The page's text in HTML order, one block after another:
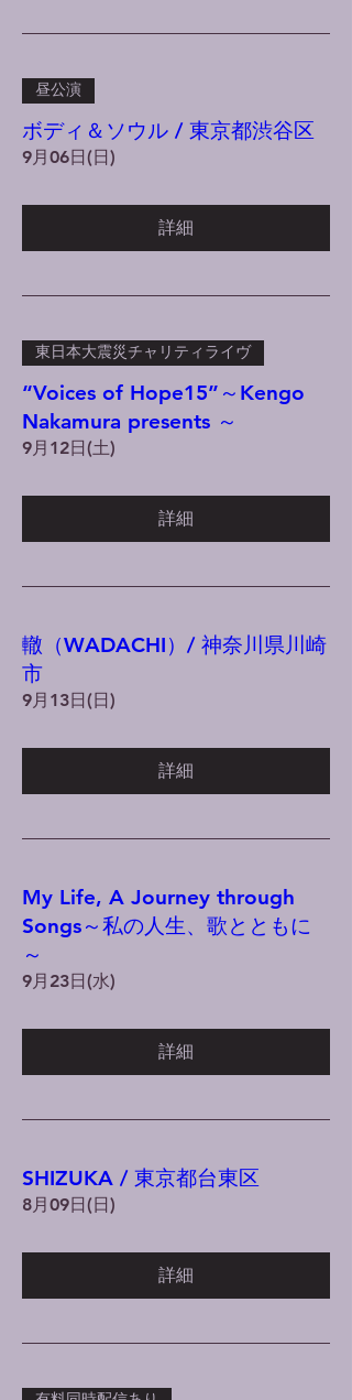
昼公演
ボディ＆ソウル / 東京都渋谷区
9月06日(日)
詳細
東日本大震災チャリティライヴ
“Voices of Hope15”～Kengo
Nakamura presents ～
9月12日(土)
詳細
轍（WADACHI）/ 神奈川県川崎
市
9月13日(日)
詳細
My Life, A Journey through
Songs～私の人生、歌とともに
～
9月23日(水)
詳細
SHIZUKA / 東京都台東区
8月09日(日)
詳細